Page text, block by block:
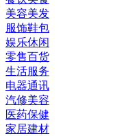
美容美发
服饰鞋包
娱乐休闲
零售百货
生活服务
电器通讯
汽修美容
医药保健
家居建材